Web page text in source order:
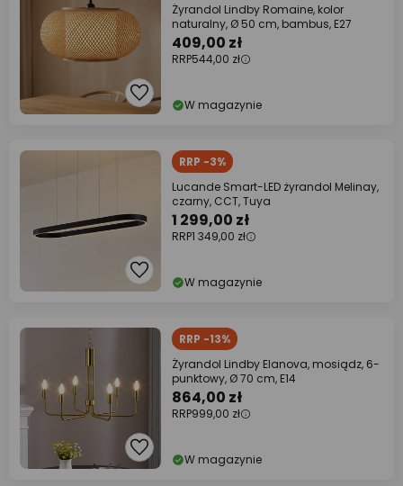
Żyrandol Lindby Romaine, kolor
naturalny, Ø 50 cm, bambus, E27
409,00 zł
RRP544,00 zł
W magazynie
RRP -3%
Lucande Smart-LED żyrandol Melinay,
czarny, CCT, Tuya
1 299,00 zł
RRP1 349,00 zł
W magazynie
RRP -13%
Żyrandol Lindby Elanova, mosiądz, 6-
punktowy, Ø 70 cm, E14
864,00 zł
RRP999,00 zł
W magazynie